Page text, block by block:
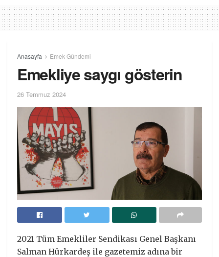
Anasayfa Emek Gündemi
Emekliye saygı gösterin
26 Temmuz 2024
2021 Tüm Emekliler Sendikası Genel Başkanı
Salman Hürkardeş ile gazetemiz adına bir